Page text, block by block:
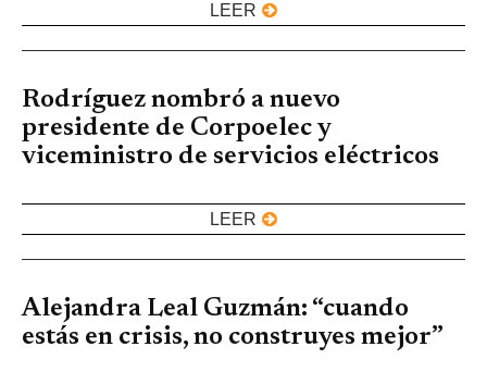
LEER
Rodríguez nombró a nuevo
presidente de Corpoelec y
viceministro de servicios eléctricos
LEER
Alejandra Leal Guzmán: “cuando
estás en crisis, no construyes mejor”